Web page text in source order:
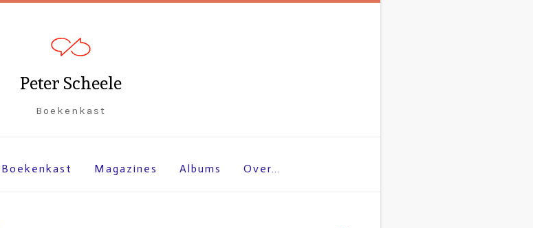
Peter Scheele
Boekenkast
Boekenkast Magazines Albums Over…